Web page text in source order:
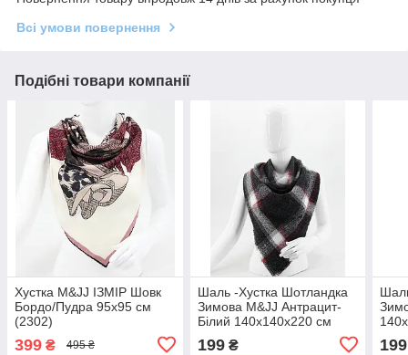
Всі умови повернення
Подібні товари компанії
Хустка M&JJ ІЗМІР Шовк
Бордо/Пудра 95х95 см
(2302)
399 ₴ 495 ₴
Шаль -Хустка Шотландка
Зимова M&JJ Антрацит-
Білий 140х140х220 см
199₴ 199